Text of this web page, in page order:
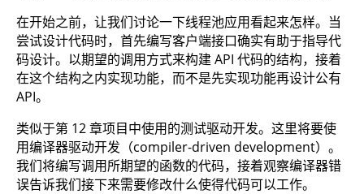
在开始之前，让我们讨论一下线程池应用看起来怎样。当
尝试设计代码时，首先编写客户端接口确实有助于指导代
码设计。以期望的调用方式来构建 API 代码的结构，接着
在这个结构之内实现功能，而不是先实现功能再设计公有
API。
类似于第 12 章项目中使用的测试驱动开发。这里将要使
用编译器驱动开发（compiler-driven development）。
我们将编写调用所期望的函数的代码，接着观察编译器错
误告诉我们接下来需要修改什么使得代码可以工作。